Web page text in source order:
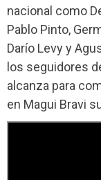
nacional como
Pablo Pinto,
Darío Levy y
los seguidores
alcanza para
en Magui Bravi